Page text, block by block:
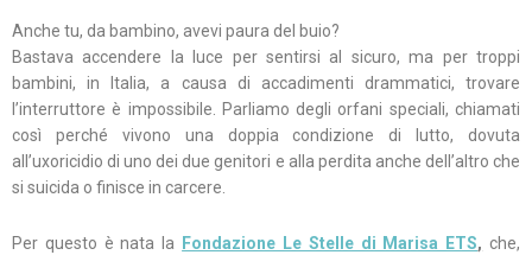
Anche tu, da bambino, avevi paura del buio?
Bastava accendere la luce per sentirsi al sicuro, ma per troppi
bambini, in Italia, a causa di accadimenti drammatici, trovare
l’interruttore è impossibile. Parliamo degli orfani speciali, chiamati
così perché vivono una doppia condizione di lutto, dovuta
all’uxoricidio di uno dei due genitori e alla perdita anche dell’altro che
si suicida o finisce in carcere.
Per questo è nata la Fondazione Le Stelle di Marisa ETS, che,